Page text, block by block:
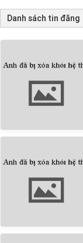
Danh sách tin đăng